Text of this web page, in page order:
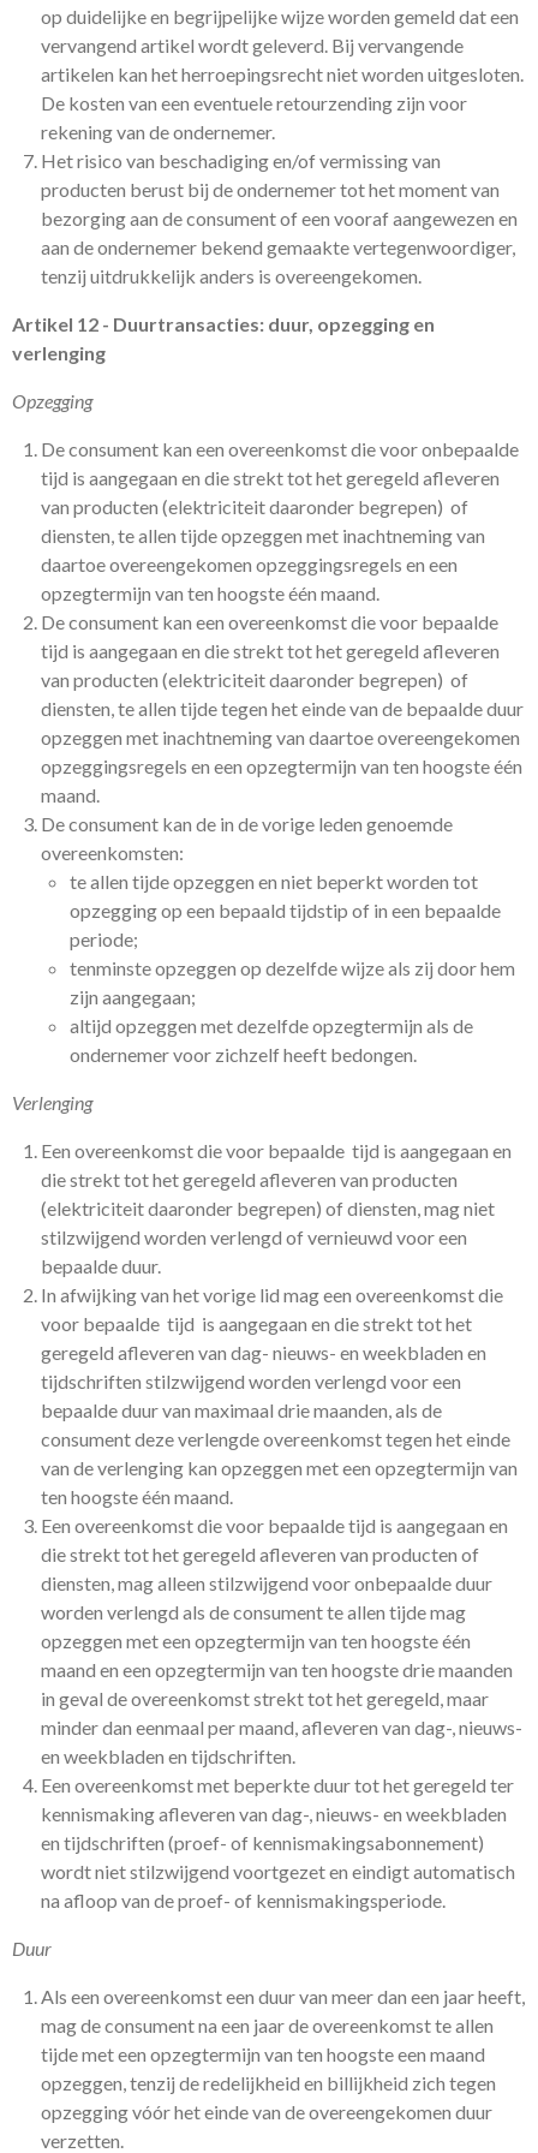
op duidelijke en begrijpelijke wijze worden gemeld dat een
vervangend artikel wordt geleverd. Bij vervangende
artikelen kan het herroepingsrecht niet worden uitgesloten.
De kosten van een eventuele retourzending zijn voor
rekening van de ondernemer.
Het risico van beschadiging en/of vermissing van
producten berust bij de ondernemer tot het moment van
bezorging aan de consument of een vooraf aangewezen en
aan de ondernemer bekend gemaakte vertegenwoordiger,
tenzij uitdrukkelijk anders is overeengekomen.
Artikel 12 - Duurtransacties: duur, opzegging en
verlenging
Opzegging
De consument kan een overeenkomst die voor onbepaalde
tijd is aangegaan en die strekt tot het geregeld afleveren
van producten (elektriciteit daaronder begrepen) of
diensten, te allen tijde opzeggen met inachtneming van
daartoe overeengekomen opzeggingsregels en een
opzegtermijn van ten hoogste één maand.
De consument kan een overeenkomst die voor bepaalde
tijd is aangegaan en die strekt tot het geregeld afleveren
van producten (elektriciteit daaronder begrepen) of
diensten, te allen tijde tegen het einde van de bepaalde duur
opzeggen met inachtneming van daartoe overeengekomen
opzeggingsregels en een opzegtermijn van ten hoogste één
maand.
De consument kan de in de vorige leden genoemde
overeenkomsten:
te allen tijde opzeggen en niet beperkt worden tot
opzegging op een bepaald tijdstip of in een bepaalde
periode;
tenminste opzeggen op dezelfde wijze als zij door hem
zijn aangegaan;
altijd opzeggen met dezelfde opzegtermijn als de
ondernemer voor zichzelf heeft bedongen.
Verlenging
Een overeenkomst die voor bepaalde tijd is aangegaan en
die strekt tot het geregeld afleveren van producten
(elektriciteit daaronder begrepen) of diensten, mag niet
stilzwijgend worden verlengd of vernieuwd voor een
bepaalde duur.
In afwijking van het vorige lid mag een overeenkomst die
voor bepaalde tijd is aangegaan en die strekt tot het
geregeld afleveren van dag- nieuws- en weekbladen en
tijdschriften stilzwijgend worden verlengd voor een
bepaalde duur van maximaal drie maanden, als de
consument deze verlengde overeenkomst tegen het einde
van de verlenging kan opzeggen met een opzegtermijn van
ten hoogste één maand.
Een overeenkomst die voor bepaalde tijd is aangegaan en
die strekt tot het geregeld afleveren van producten of
diensten, mag alleen stilzwijgend voor onbepaalde duur
worden verlengd als de consument te allen tijde mag
opzeggen met een opzegtermijn van ten hoogste één
maand en een opzegtermijn van ten hoogste drie maanden
in geval de overeenkomst strekt tot het geregeld, maar
minder dan eenmaal per maand, afleveren van dag-, nieuws-
en weekbladen en tijdschriften.
Een overeenkomst met beperkte duur tot het geregeld ter
kennismaking afleveren van dag-, nieuws- en weekbladen
en tijdschriften (proef- of kennismakingsabonnement)
wordt niet stilzwijgend voortgezet en eindigt automatisch
na afloop van de proef- of kennismakingsperiode.
Duur
Als een overeenkomst een duur van meer dan een jaar heeft,
mag de consument na een jaar de overeenkomst te allen
tijde met een opzegtermijn van ten hoogste een maand
opzeggen, tenzij de redelijkheid en billijkheid zich tegen
opzegging vóór het einde van de overeengekomen duur
verzetten.